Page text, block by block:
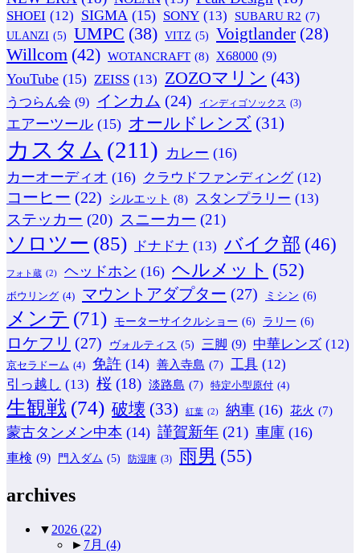
SHOEI (12) SIGMA (15) SONY (13) SUBARU R2 (7)
ULANZI (5) UMPC (38) VITZ (5) Voigtlander (28)
Willcom (42) WOTANCRAFT (8) X68000 (9)
YouTube (15) ZEISS (13) ZOZOマリン (43)
うつらん会 (9) インカム (24) インディゴソックス (3)
エアーツール (15) オールドレンズ (31)
カスタム (211) カレー (16)
カーオーディオ (16) クラウドファンディング (12)
コーヒー (22) シルエット (8) スタンプラリー (13)
ステッカー (20) スニーカー (21)
ソロツー (85) ドナドナ (13) バイク部 (46)
フォト蔵 (2) ヘッドホン (16) ヘルメット (52)
ボウリング (4) マウントアダプター (27) ミシン (6)
メンテ (71) モーターサイクルショー (6) ラリー (6)
ロケフリ (27) ヴォルティス (5) 三脚 (9) 中華レンズ (12)
京セラドーム (4) 免許 (14) 善入寺島 (7) 工具 (12)
引っ越し (13) 桜 (18) 淡路島 (7) 特定小型原付 (4)
生観戦 (74) 破壊 (33) 紅葉 (2) 納車 (16) 花火 (7)
蒙古タンメン中本 (14) 謹賀新年 (21) 車庫 (16)
車検 (9) 門入ダム (5) 防湿庫 (3) 雨男 (55)
archives
▼ 2026 (22)
► 7月 (4)